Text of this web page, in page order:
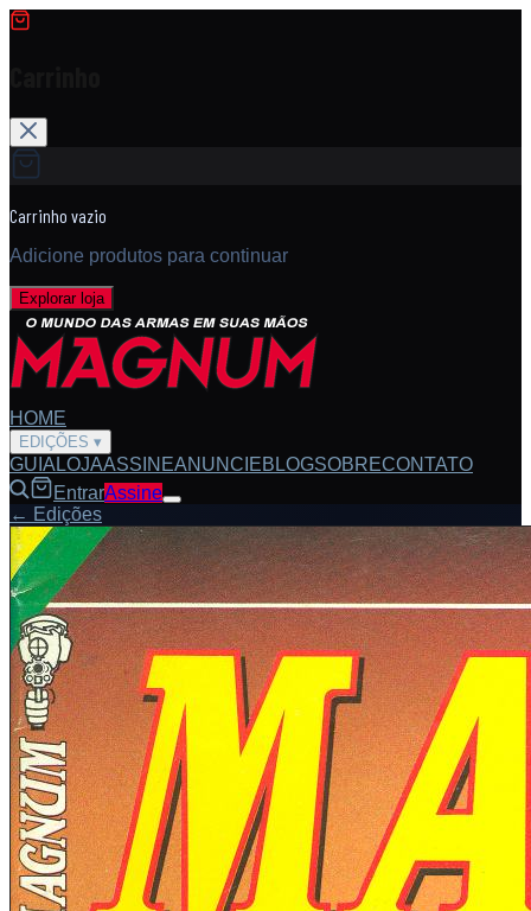
Carrinho vazio
Adicione produtos para continuar
Explorar loja
HOME
EDIÇÕES ▾
GUIA LOJAASSINEANUNCIEBLOGSOBRECONTATO
EntrarAssine
← Edições